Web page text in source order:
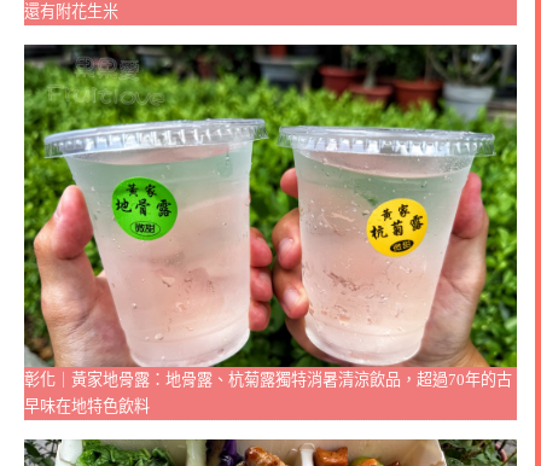
還有附花生米
彰化｜黃家地骨露：地骨露、杭菊露獨特消暑清涼飲品，超過70年的古
早味在地特色飲料